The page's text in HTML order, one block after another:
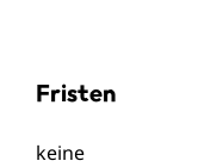
Fristen
keine